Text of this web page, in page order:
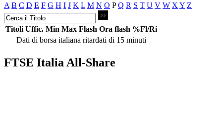
A B C D E F G H I J K L M N O PQ R S T U V W X Y Z
Titoli Uffic. Min Max Flash Ora flash %Fl/Ri
Dati di borsa italiana ritardati di 15 minuti
FTSE Italia All-Share